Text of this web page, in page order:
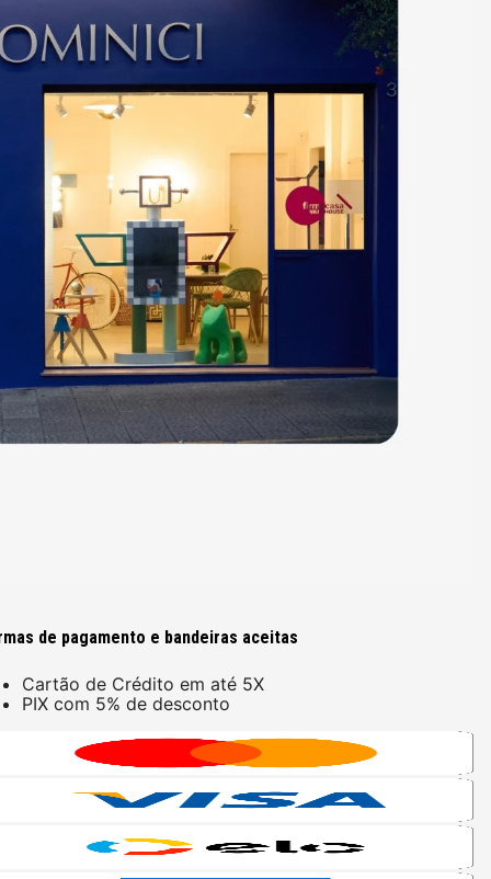
de pagamento e bandeiras aceitas
Cartão de Crédito em até 5X
PIX com 5% de desconto